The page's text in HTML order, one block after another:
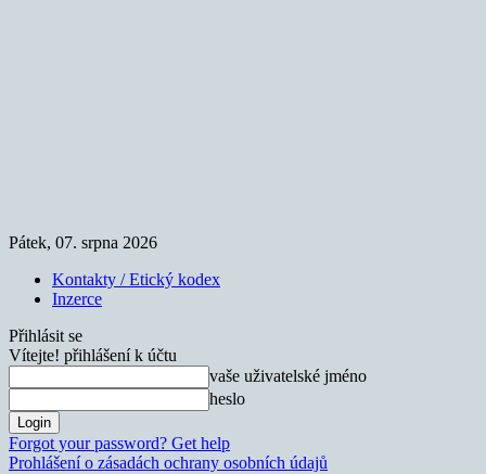
Pátek, 07. srpna 2026
Kontakty / Etický kodex
Inzerce
Přihlásit se
Vítejte! přihlášení k účtu
vaše uživatelské jméno
heslo
Forgot your password? Get help
Prohlášení o zásadách ochrany osobních údajů